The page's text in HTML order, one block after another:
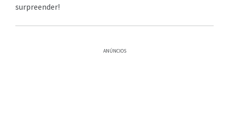
surpreender!
ANÚNCIOS